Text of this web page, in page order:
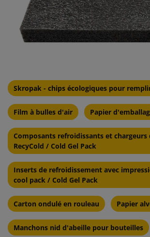
Skropak - chips écologiques pour
Film à bulles d'air Papier
Composants refroidissants et chargeurs
RecyCold / Cold Gel Pack
Inserts de refroidissement avec
cool pack / Cold Gel Pack
Carton ondulé en rouleau Papier
Manchons nid d'abeille pour bouteilles